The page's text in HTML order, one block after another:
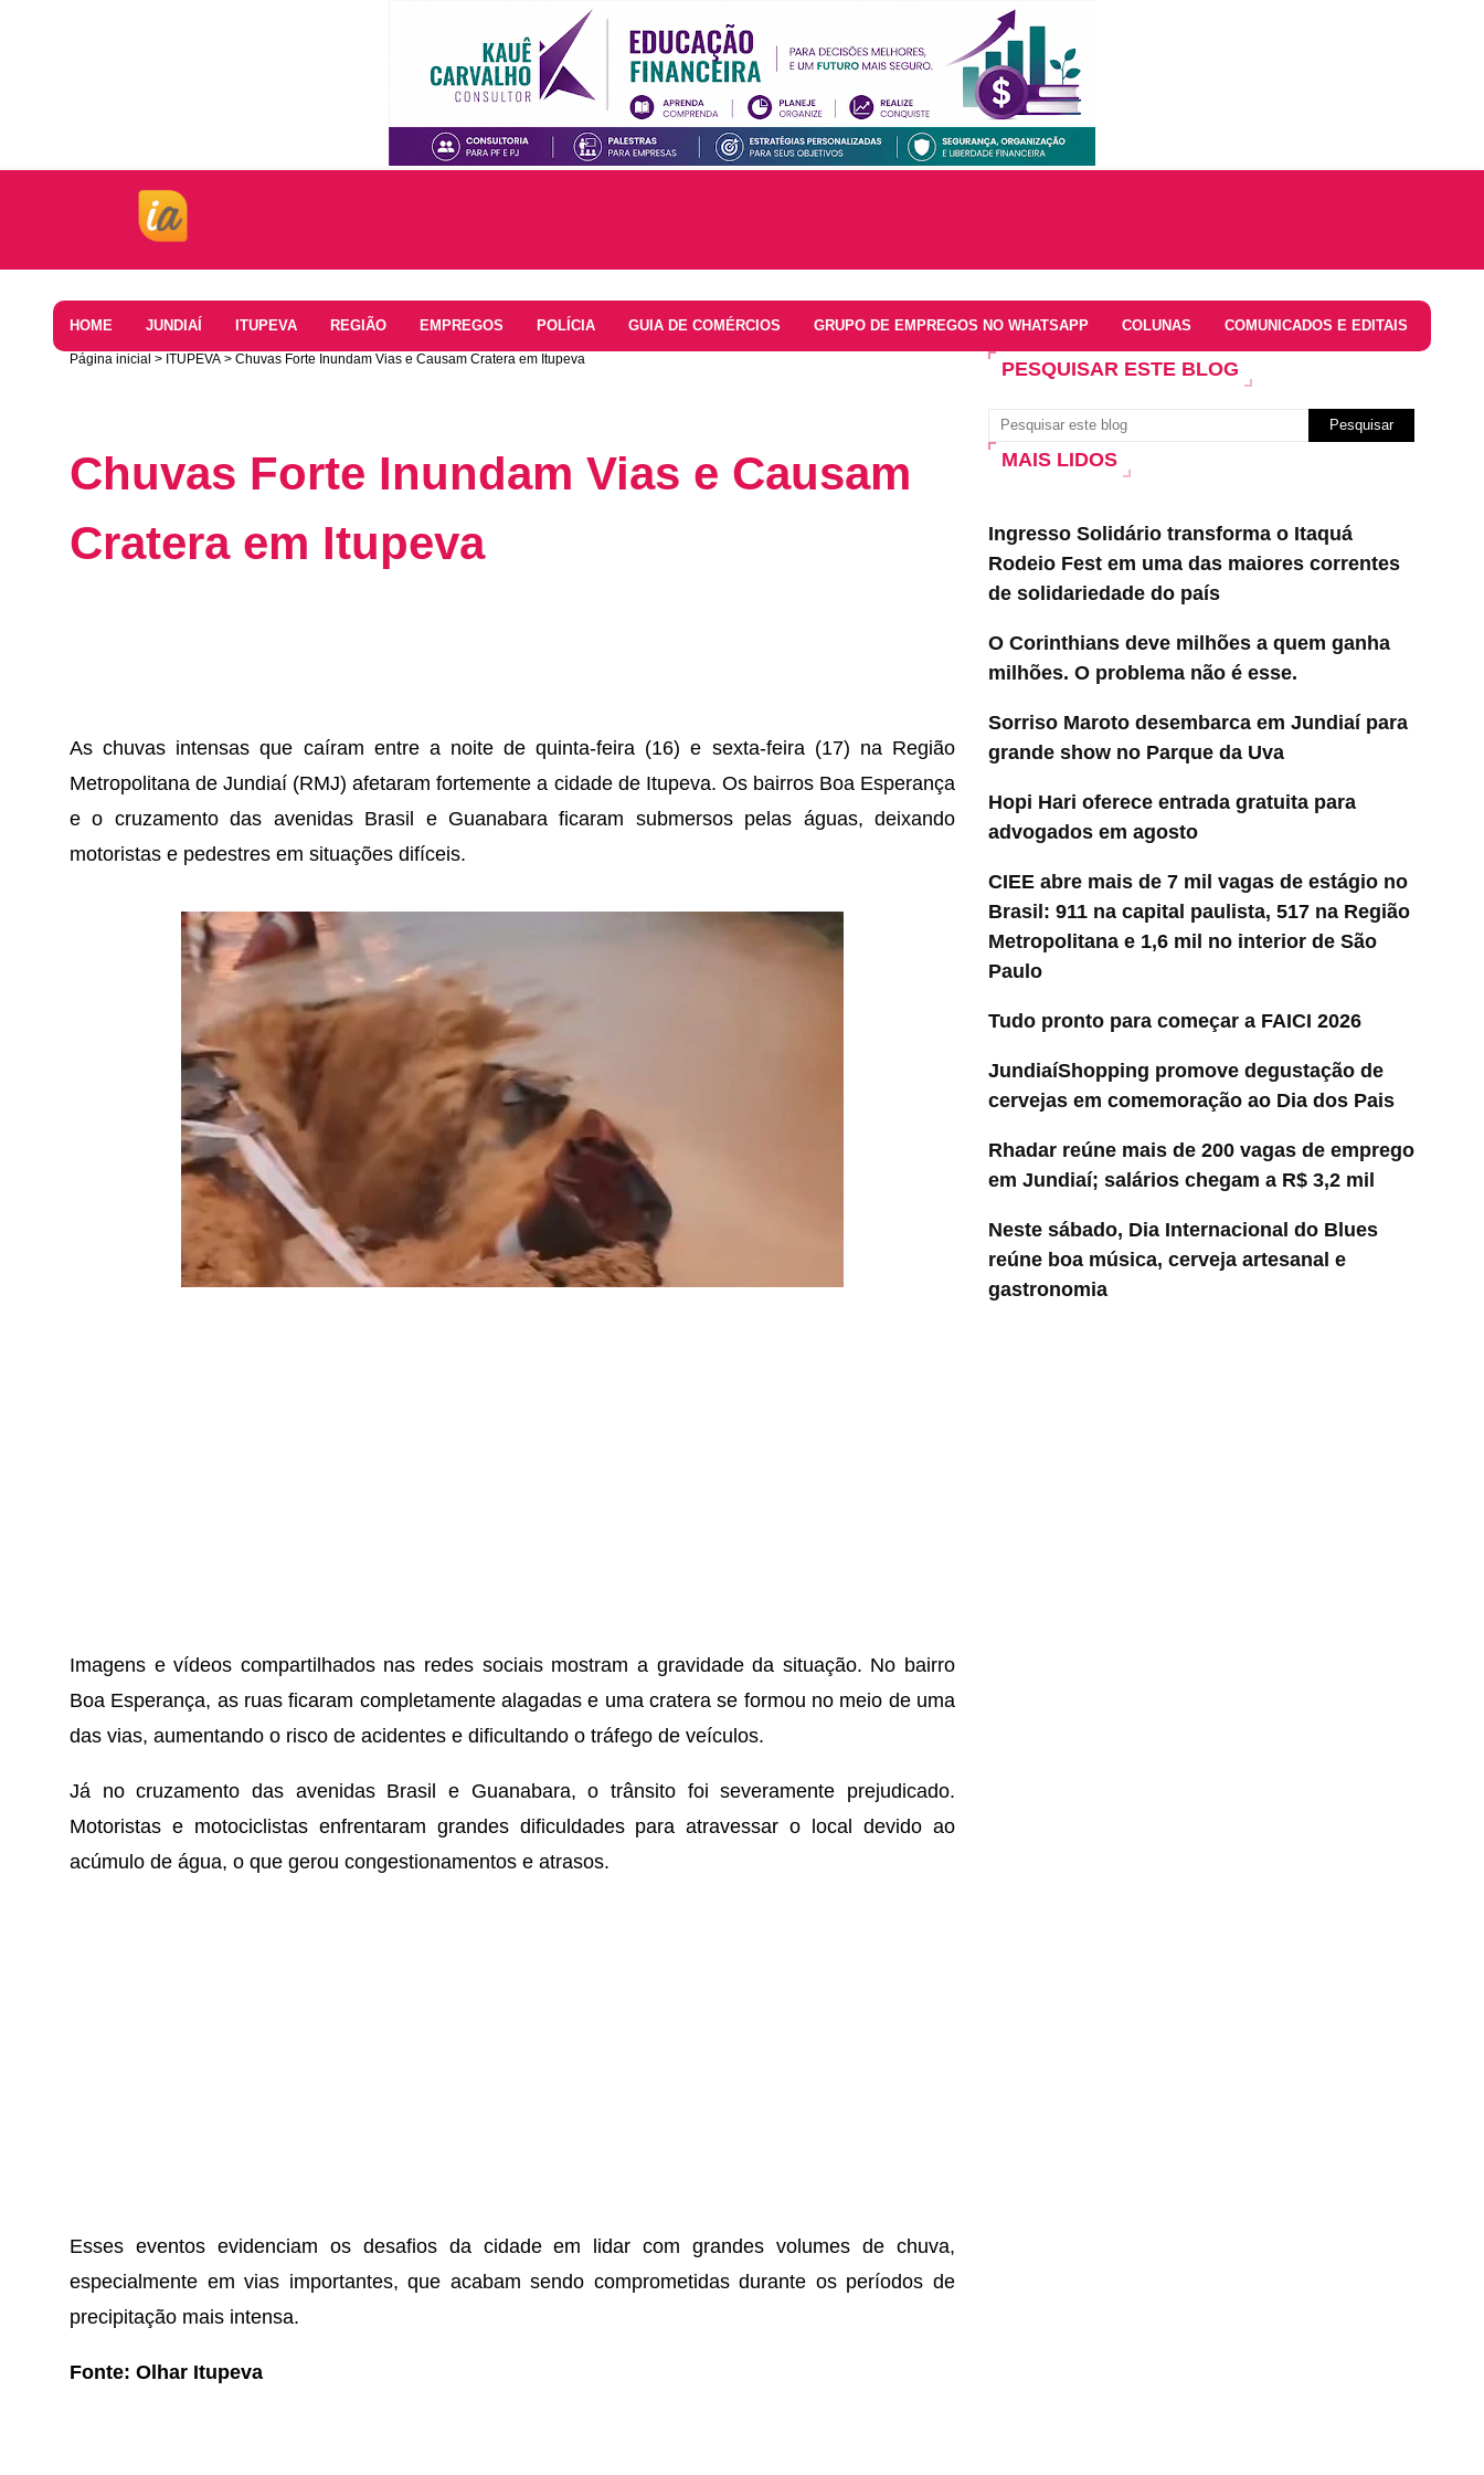
HOME JUNDIAÍ ITUPEVA REGIÃO EMPREGOS POLÍCIA GUIA DE COMÉRCIOS GRUPO DE EMPREGOS NO WHATSAPP COLUNAS COMUNICADOS E EDITAIS
Página inicial ITUPEVA Chuvas Forte Inundam Vias e Causam Cratera em Itupeva
Chuvas Forte Inundam Vias e Causam
Cratera em Itupeva
As chuvas intensas que caíram entre a noite de quinta-feira (16) e sexta-feira (17) na Região
Metropolitana de Jundiaí (RMJ) afetaram fortemente a cidade de Itupeva. Os bairros Boa Esperança
e o cruzamento das avenidas Brasil e Guanabara ficaram submersos pelas águas, deixando
motoristas e pedestres em situações difíceis.
Imagens e vídeos compartilhados nas redes sociais mostram a gravidade da situação. No bairro
Boa Esperança, as ruas ficaram completamente alagadas e uma cratera se formou no meio de uma
das vias, aumentando o risco de acidentes e dificultando o tráfego de veículos.
Já no cruzamento das avenidas Brasil e Guanabara, o trânsito foi severamente prejudicado.
Motoristas e motociclistas enfrentaram grandes dificuldades para atravessar o local devido ao
acúmulo de água, o que gerou congestionamentos e atrasos.
Esses eventos evidenciam os desafios da cidade em lidar com grandes volumes de chuva,
especialmente em vias importantes, que acabam sendo comprometidas durante os períodos de
precipitação mais intensa.
Fonte: Olhar Itupeva
PESQUISAR ESTE BLOG
MAIS LIDOS
Ingresso Solidário transforma o Itaquá
Rodeio Fest em uma das maiores correntes
de solidariedade do país
O Corinthians deve milhões a quem ganha
milhões. O problema não é esse.
Sorriso Maroto desembarca em Jundiaí para
grande show no Parque da Uva
Hopi Hari oferece entrada gratuita para
advogados em agosto
CIEE abre mais de 7 mil vagas de estágio no
Brasil: 911 na capital paulista, 517 na Região
Metropolitana e 1,6 mil no interior de São
Paulo
Tudo pronto para começar a FAICI 2026
JundiaíShopping promove degustação de
cervejas em comemoração ao Dia dos Pais
Rhadar reúne mais de 200 vagas de emprego
em Jundiaí; salários chegam a R$ 3,2 mil
Neste sábado, Dia Internacional do Blues
reúne boa música, cerveja artesanal e
gastronomia